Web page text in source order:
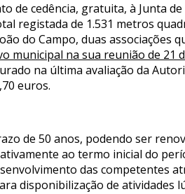
de cedência, gratuita, à Junta
registada de 1.531 metros
do Campo, duas
municipal na sua reunião de 21
na última avaliação da
euros.
de 50 anos, podendo ser
ao termo inicial do
das competentes
disponibilização de atividades